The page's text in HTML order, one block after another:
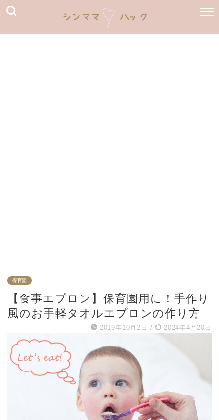
保育園
【食事エプロン】保育園用に！手作り
風のお手軽タオルエプロンの作り方
2019年10月2日 / 2024年4月20日